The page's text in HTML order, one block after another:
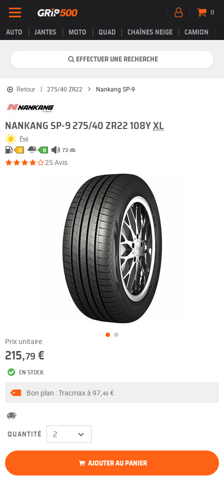
AUTO JANTES MOTO QUAD CHAÎNES NEIGE CAMION
0
EFFECTUER UNE RECHERCHE
Retour 275/40 ZR22 Nankang SP-9
NANKANG SP-9 275/40 ZR22 108Y XL
Été
E B 73 db
25 Avis
Prix unitaire
215,79 €
EN STOCK
Bon plan : Tracmax à 97,49€
QUANTITÉ
AJOUTER AU PANIER